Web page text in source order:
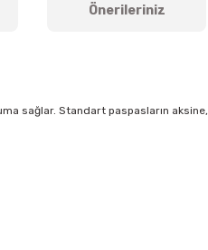
Önerileriniz
sağlar. Standart paspasların aksine,